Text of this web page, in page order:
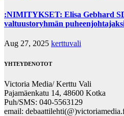
:NIMITYKSET: Elisa Gebhard
valtuustoryhmän
Aug 27, 2025 kerttuvali
YHTEYDENOTOT
Victoria Media/ Kerttu Vali
Pajamäenkatu 14, 48600 Kotka
Puh/SMS: 040-5563129
email: